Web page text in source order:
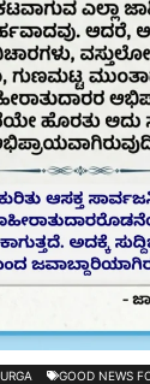
GOOD NEWS